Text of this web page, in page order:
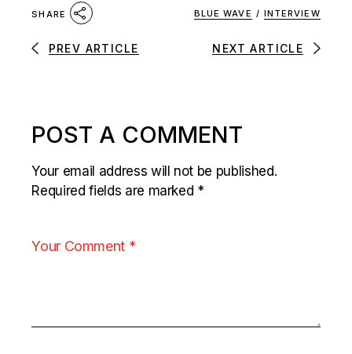
SHARE BLUE WAVE / INTERVIEW
PREV ARTICLE NEXT ARTICLE
POST A COMMENT
Your email address will not be published.
Required fields are marked *